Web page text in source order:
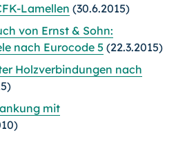
Lamellen (30.6.2015)
von Ernst & Sohn:
nach Eurocode 5 (22.3.2015)
Holzverbindungen nach
mit